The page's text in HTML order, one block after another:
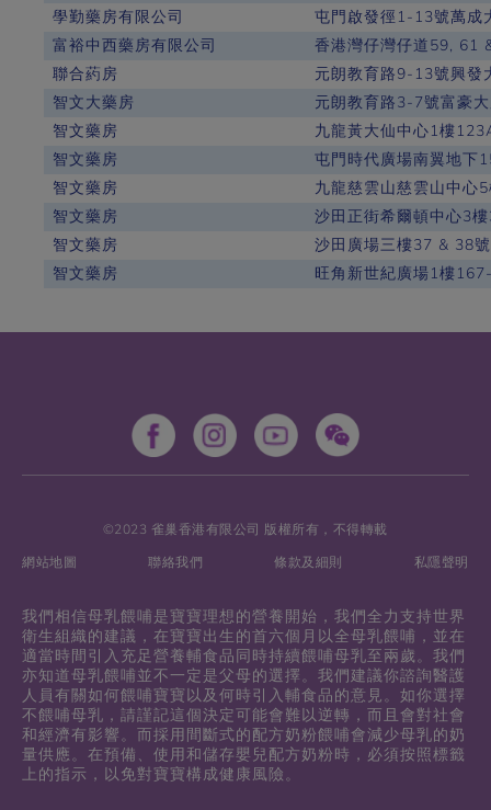
學勤藥房有限公司
屯門啟發徑1-13號萬成
富裕中西藥房有限公司
香港灣仔灣仔道59, 61
聯合葯房
元朗教育路9-13號興發
智文大藥房
元朗教育路3-7號富豪
智文藥房
九龍黃大仙中心1樓
智文藥房
屯門時代廣場南翼地下
智文藥房
九龍慈雲山慈雲山中心
智文藥房
沙田正街希爾頓中心3
智文藥房
沙田廣場三樓37 & 38
智文藥房
旺角新世紀廣場1樓
©2023 雀巢香港有限公司 版權所有，不得轉載
網站地圖
聯絡我們 條款及細則 私隱聲明
我們相信母乳餵哺是寶寶理想的營養開始，我們全力支持世界
衛生組織的建議，在寶寶出生的首六個月以全母乳餵哺，並在
適當時間引入充足營養輔食品同時持續餵哺母乳至兩歲。我們
亦知道母乳餵哺並不一定是父母的選擇。我們建議你諮詢醫護
人員有關如何餵哺寶寶以及何時引入輔食品的意見。如你選擇
不餵哺母乳，請謹記這個決定可能會難以逆轉，而且會對社會
和經濟有影響。而採用間斷式的配方奶粉餵哺會減少母乳的奶
量供應。在預備、使用和儲存嬰兒配方奶粉時，必須按照標籤
上的指示，以免對寶寶構成健康風險。